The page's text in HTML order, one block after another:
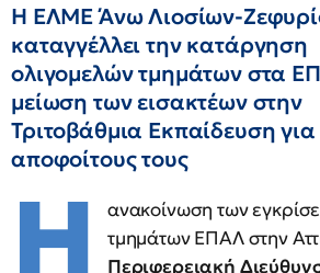
Η ΕΛΜΕ Άνω Λιοσίων-
καταγγέλλει την κατάργηση
ολιγομελών τμημάτων στα
μείωση των εισακτέων στην
Τριτοβάθμια Εκπαίδευση για
αποφοίτους τους
Η
ανακοίνωση των
τμημάτων ΕΠΑΛ στην
Περιφερειακή